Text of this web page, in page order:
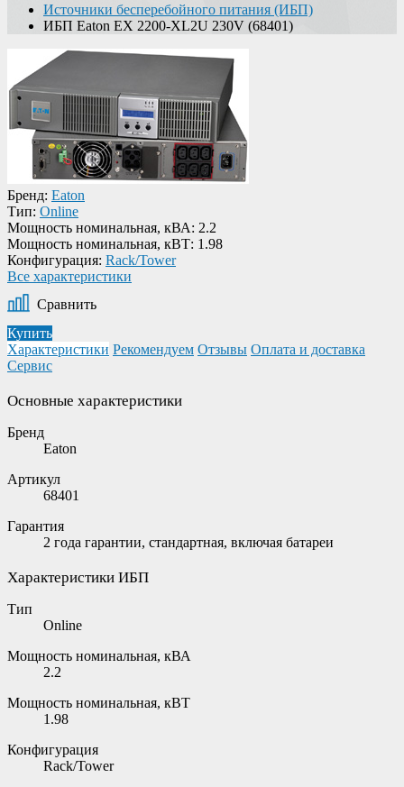
Источники бесперебойного питания (ИБП)
ИБП Eaton EX 2200-XL2U 230V (68401)
Бренд: Eaton
Тип: Online
Мощность номинальная, кВА: 2.2
Мощность номинальная, кВТ: 1.98
Конфигурация: Rack/Tower
Все характеристики
Сравнить
Купить
Характеристики Рекомендуем Отзывы Оплата и доставка
Сервис
Основные характеристики
Бренд
Eaton
Артикул
68401
Гарантия
2 года гарантии, стандартная, включая батареи
Характеристики ИБП
Тип
Online
Мощность номинальная, кВА
2.2
Мощность номинальная, кВТ
1.98
Конфигурация
Rack/Tower